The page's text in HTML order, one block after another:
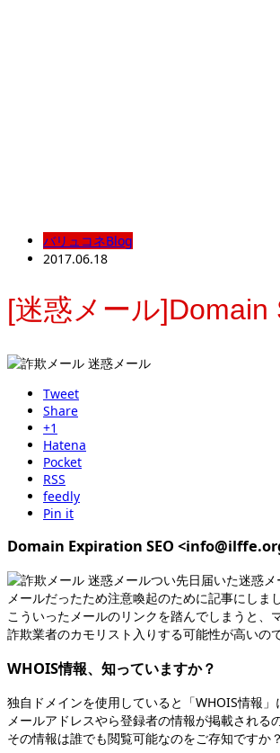
バリュコネBlog
2017.06.18
[迷惑メール
Tweet
Share
+1
Hatena
Pocket
RSS
feedly
Pin it
Domain Expiration SEO
つい先日届いた迷惑
メールだったため注意喚起のために記事にしまし
こういったメールのリンクを踏んでしまうと、
詐欺業者のカモリスト入りする可能性が高いの
WHOIS情報、知っていますか？
独自ドメインを使用していると「WHOIS情報」
メールアドレスやら登録者の情報が掲載される
その情報は誰でも閲覧可能なのをご存知ですか？